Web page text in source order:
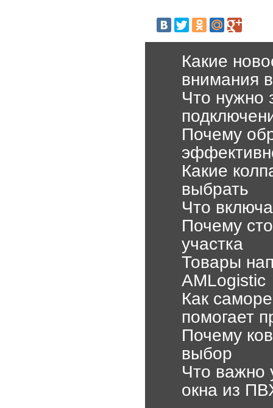
Какие
внимания
Что нужно
Почему
Какие
выбрать
Что
Почему
участка
Товары
AMLogistic
Как
помогает
Почему
выбор
Что важно
окна из